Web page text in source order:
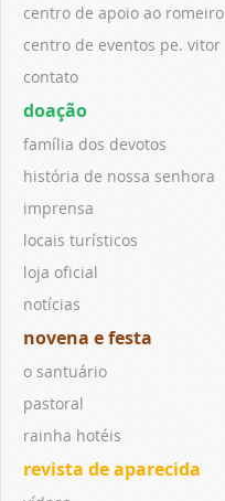
centro de apoio ao romeiro
centro de eventos pe. vitor
contato
doação
família dos devotos
história de nossa senhora
imprensa
locais turísticos
loja oficial
notícias
novena e festa
o santuário
pastoral
rainha hotéis
revista de aparecida